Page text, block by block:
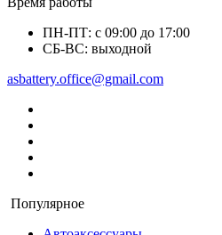
ПН-ПТ: с 09:00 до 17:00
СБ-ВС: выходной
asbattery.office@gmail.com
Популярное